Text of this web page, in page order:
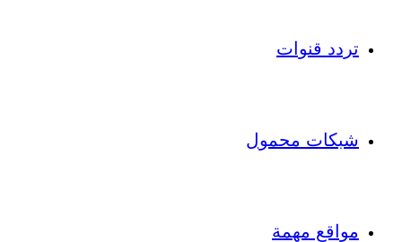
تردد قنوات
شبكات محمول
مواقع مهمة